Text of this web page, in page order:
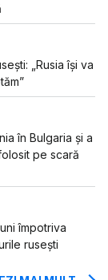
„Rusia își va
în Bulgaria și a
pe scară
împotriva
rusești